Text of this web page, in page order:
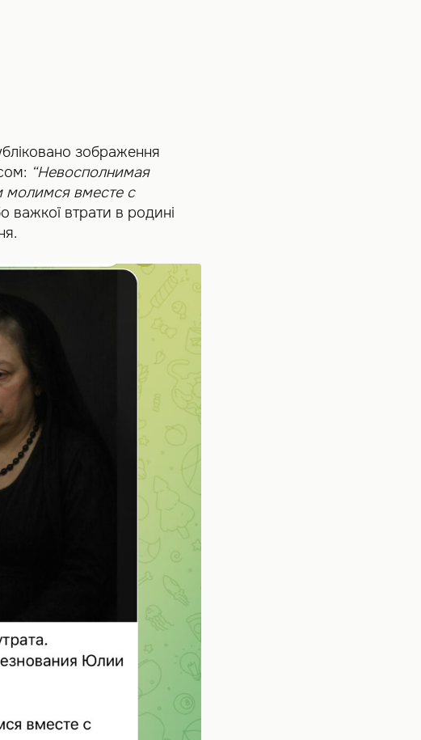
зображення
“Невосполнимая
молимся вместе с
важкої втрати в родині